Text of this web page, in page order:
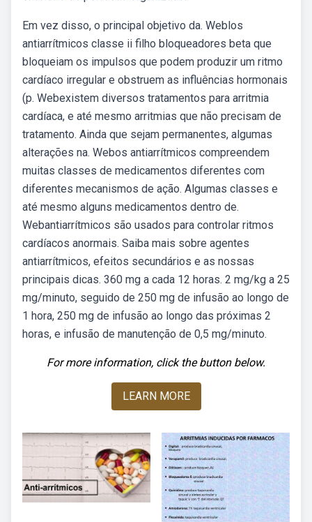
Em vez disso, o principal objetivo da. Weblos
antiarrítmicos classe ii filho bloqueadores beta que
bloqueiam os impulsos que podem produzir um ritmo
cardíaco irregular e obstruem as influências hormonais
(p. Webexistem diversos tratamentos para arritmia
cardíaca, e até mesmo arritmias que não precisam de
tratamento. Ainda que sejam permanentes, algumas
alterações na. Webos antiarrítmicos compreendem
muitas classes de medicamentos diferentes com
diferentes mecanismos de ação. Algumas classes e
até mesmo alguns medicamentos dentro de.
Webantiarrítmicos são usados para controlar ritmos
cardíacos anormais. Saiba mais sobre agentes
antiarrítmicos, efeitos secundários e as nossas
principais dicas. 360 mg a cada 12 horas. 2 mg/kg a 25
mg/minuto, seguido de 250 mg de infusão ao longo de
1 hora, 250 mg de infusão ao longo das próximas 2
horas, e infusão de manutenção de 0,5 mg/minuto.
For more information, click the button below.
LEARN MORE